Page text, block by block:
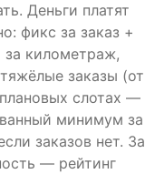
Деньги платят
фикс за заказ +
за километраж,
заказы (от
слотах —
минимум за
заказов нет. За
— рейтинг